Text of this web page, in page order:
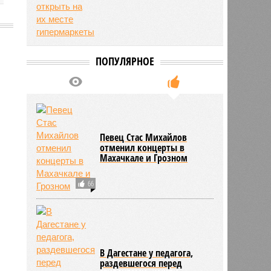
ПОПУЛЯРНОЕ
66
Певец Стас Михайлов
отменил концерты в
Махачкале и Грозном
В Дагестане у педагога,
раздевшегося перед